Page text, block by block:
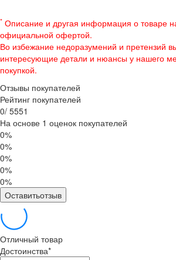
* Описание и другая информация о товаре
официальной офертой.
Во избежание недоразумений и претензий
интересующие детали и нюансы у нашего
покупкой.
Отзывы покупателей
Рейтинг покупателей
0/ 5551
На основе 1 оценок покупателей
0%
0%
0%
0%
0%
Оставитьотзыв
Отличный товар
Достоинства*